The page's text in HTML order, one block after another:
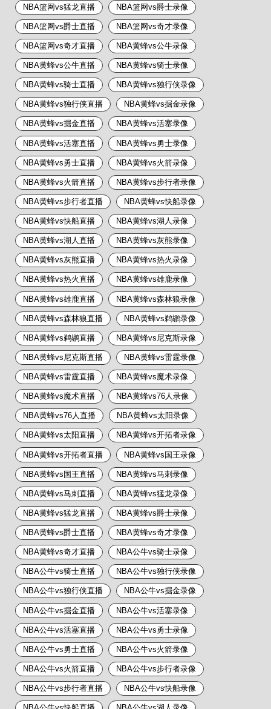
NBA篮网vs猛龙直播 NBA篮网vs爵士录像
NBA篮网vs爵士直播 NBA篮网vs奇才录像
NBA篮网vs奇才直播 NBA黄蜂vs公牛录像
NBA黄蜂vs公牛直播 NBA黄蜂vs骑士录像
NBA黄蜂vs骑士直播 NBA黄蜂vs独行侠录像
NBA黄蜂vs独行侠直播 NBA黄蜂vs掘金录像
NBA黄蜂vs掘金直播 NBA黄蜂vs活塞录像
NBA黄蜂vs活塞直播 NBA黄蜂vs勇士录像
NBA黄蜂vs勇士直播 NBA黄蜂vs火箭录像
NBA黄蜂vs火箭直播 NBA黄蜂vs步行者录像
NBA黄蜂vs步行者直播 NBA黄蜂vs快船录像
NBA黄蜂vs快船直播 NBA黄蜂vs湖人录像
NBA黄蜂vs湖人直播 NBA黄蜂vs灰熊录像
NBA黄蜂vs灰熊直播 NBA黄蜂vs热火录像
NBA黄蜂vs热火直播 NBA黄蜂vs雄鹿录像
NBA黄蜂vs雄鹿直播 NBA黄蜂vs森林狼录像
NBA黄蜂vs森林狼直播 NBA黄蜂vs鹈鹕录像
NBA黄蜂vs鹈鹕直播 NBA黄蜂vs尼克斯录像
NBA黄蜂vs尼克斯直播 NBA黄蜂vs雷霆录像
NBA黄蜂vs雷霆直播 NBA黄蜂vs魔术录像
NBA黄蜂vs魔术直播 NBA黄蜂vs76人录像
NBA黄蜂vs76人直播 NBA黄蜂vs太阳录像
NBA黄蜂vs太阳直播 NBA黄蜂vs开拓者录像
NBA黄蜂vs开拓者直播 NBA黄蜂vs国王录像
NBA黄蜂vs国王直播 NBA黄蜂vs马刺录像
NBA黄蜂vs马刺直播 NBA黄蜂vs猛龙录像
NBA黄蜂vs猛龙直播 NBA黄蜂vs爵士录像
NBA黄蜂vs爵士直播 NBA黄蜂vs奇才录像
NBA黄蜂vs奇才直播 NBA公牛vs骑士录像
NBA公牛vs骑士直播 NBA公牛vs独行侠录像
NBA公牛vs独行侠直播 NBA公牛vs掘金录像
NBA公牛vs掘金直播 NBA公牛vs活塞录像
NBA公牛vs活塞直播 NBA公牛vs勇士录像
NBA公牛vs勇士直播 NBA公牛vs火箭录像
NBA公牛vs火箭直播 NBA公牛vs步行者录像
NBA公牛vs步行者直播 NBA公牛vs快船录像